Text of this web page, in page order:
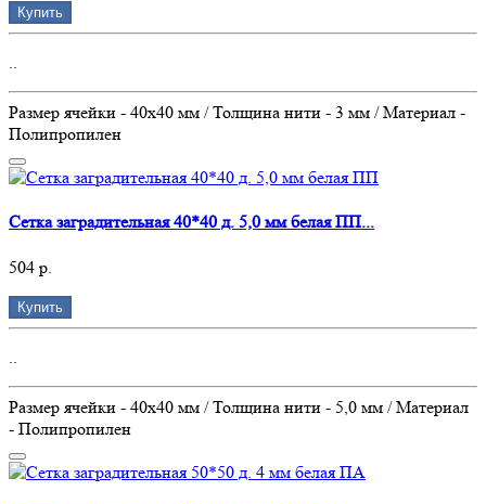
Купить
..
Размер ячейки - 40х40 мм / Толщина нити - 3 мм / Материал -
Полипропилен
Сетка заградительная 40*40 д. 5,0 мм белая ПП...
504 р.
Купить
Размер ячейки - 40х40 мм / Толщина нити - 5,0 мм / Материал
- Полипропилен